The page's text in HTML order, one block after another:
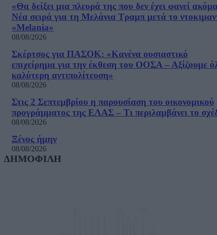
«Θα δείξει μια πλευρά της που δεν έχει φανεί
Νέα σειρά για τη Μελάνια Τραμπ μετά το
«Melania»
08/08/2026
Σκέρτσος για ΠΑΣΟΚ: «Κανένα ουσιαστικό
επιχείρημα για την έκθεση του ΟΟΣΑ – Αξίζουμε
καλύτερη αντιπολίτευση»
08/08/2026
Στις 2 Σεπτεμβρίου η παρουσίαση του οικονομικού
προγράμματος της ΕΛΑΣ – Τι περιλαμβάνει το
08/08/2026
Ξένος ήμην
08/08/2026
ΔΗΜΟΦΙΛΗ